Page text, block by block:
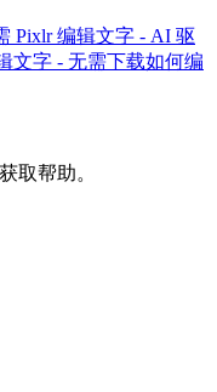
Pixlr 编辑文字 - AI 驱
文字 - 无需下载如何编
获取帮助。